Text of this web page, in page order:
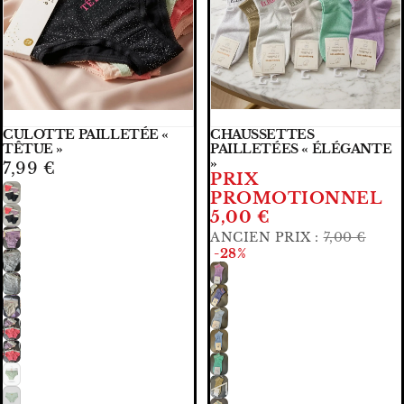
CULOTTE PAILLETÉE «
TÊTUE »
7,99 €
🧡🧡 PRIX DOUX
CHOISIR
CHAUSSETTES
PAILLETÉES « ÉLÉGANTE
»
PRIX
PROMOTIONNEL
5,00 €
ANCIEN PRIX :7,00 €
-28%